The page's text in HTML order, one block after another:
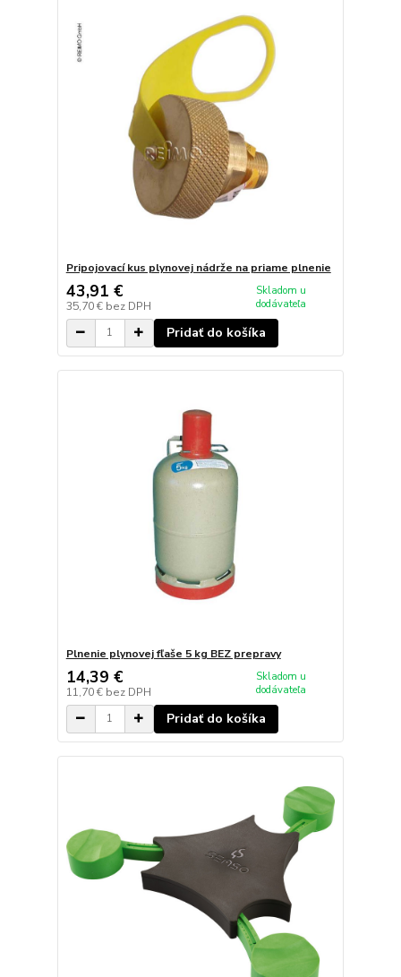
Pripojovací kus plynovej nádrže na priame plnenie
43,91 €
35,70 € bez DPH
Skladom u
dodávateľa
Pridať do košíka
Plnenie plynovej fľaše 5 kg BEZ prepravy
14,39 €
11,70 € bez DPH
Skladom u
dodávateľa
Pridať do košíka